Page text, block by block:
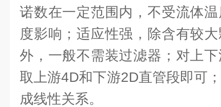
诺数在一定范围内，不受流体
度影响；适应性强，除含有较
外，一般不需装过滤器；对上
取上游4D和下游2D直管段即可
成线性关系。